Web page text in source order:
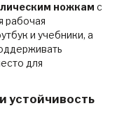
ножкам с
рабочая
и учебники, а
для
устойчивость